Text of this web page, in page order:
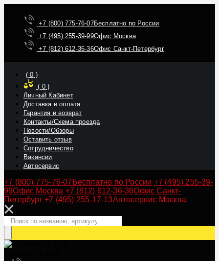
+7 (800) 775-76-07Бесплатно по России
+7 (495) 255-39-99Офис Москва
+7 (812) 612-36-36Офис Санкт-Петербург
(0 )
( 0)
Личный Кабинет
Доставка и оплата
Гарантия и возврат
Контакты/Схема проезда
Новости/Обзоры
Оставить отзыв
Сотрудничество
Вакансии
Автосервис
+7 (800) 775-76-07 Бесплатно по России +7 (495) 255-39-
99Офис Москва +7 (812) 612-36-36Офис Санкт-
Петербург +7 (495) 255-17-13Автосервис Москва